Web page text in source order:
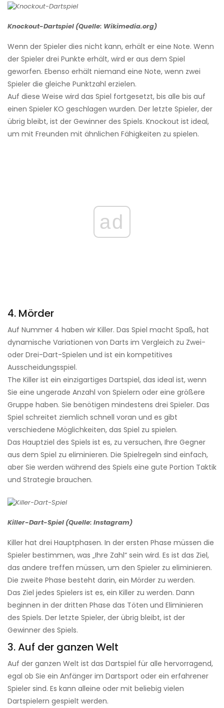
Knockout-Dartspiel (Quelle: Wikimedia.org)
Wenn der Spieler dies nicht kann, erhält er eine Note. Wenn
der Spieler drei Punkte erhält, wird er aus dem Spiel
geworfen. Ebenso erhält niemand eine Note, wenn zwei
Spieler die gleiche Punktzahl erzielen.
Auf diese Weise wird das Spiel fortgesetzt, bis alle bis auf
einen Spieler KO geschlagen wurden. Der letzte Spieler, der
übrig bleibt, ist der Gewinner des Spiels. Knockout ist ideal,
um mit Freunden mit ähnlichen Fähigkeiten zu spielen.
ad
4. Mörder
Auf Nummer 4 haben wir Killer. Das Spiel macht Spaß, hat
dynamische Variationen von Darts im Vergleich zu Zwei-
oder Drei-Dart-Spielen und ist ein kompetitives
Ausscheidungsspiel.
The Killer ist ein einzigartiges Dartspiel, das ideal ist, wenn
Sie eine ungerade Anzahl von Spielern oder eine größere
Gruppe haben. Sie benötigen mindestens drei Spieler. Das
Spiel schreitet ziemlich schnell voran und es gibt
verschiedene Möglichkeiten, das Spiel zu spielen.
Das Hauptziel des Spiels ist es, zu versuchen, Ihre Gegner
aus dem Spiel zu eliminieren. Die Spielregeln sind einfach,
aber Sie werden während des Spiels eine gute Portion Taktik
und Strategie brauchen.
Killer-Dart-Spiel (Quelle: Instagram)
Killer hat drei Hauptphasen. In der ersten Phase müssen die
Spieler bestimmen, was „Ihre Zahl“ sein wird. Es ist das Ziel,
das andere treffen müssen, um den Spieler zu eliminieren.
Die zweite Phase besteht darin, ein Mörder zu werden.
Das Ziel jedes Spielers ist es, ein Killer zu werden. Dann
beginnen in der dritten Phase das Töten und Eliminieren
des Spiels. Der letzte Spieler, der übrig bleibt, ist der
Gewinner des Spiels.
3. Auf der ganzen Welt
Auf der ganzen Welt ist das Dartspiel für alle hervorragend,
egal ob Sie ein Anfänger im Dartsport oder ein erfahrener
Spieler sind. Es kann alleine oder mit beliebig vielen
Dartspielern gespielt werden.